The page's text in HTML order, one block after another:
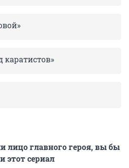
каратистов»
лицо главного героя, вы бы
этот сериал